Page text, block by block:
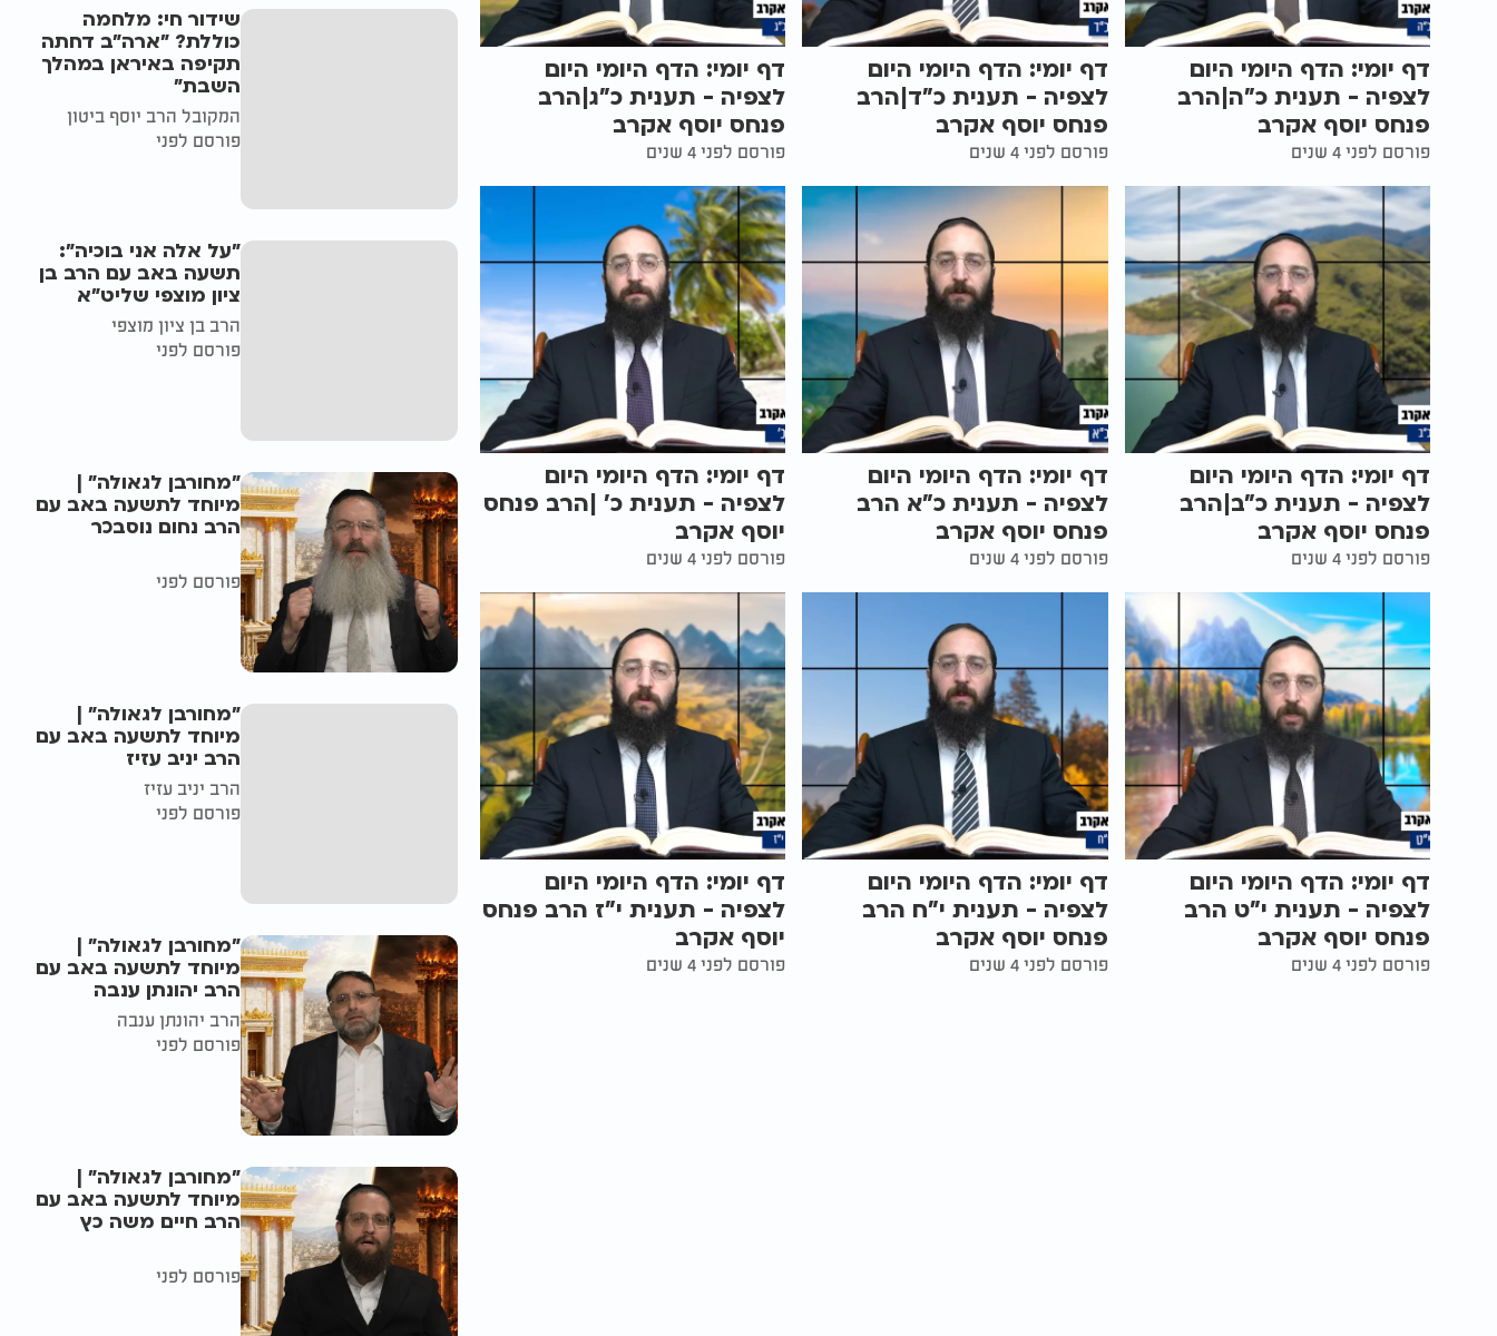
דף יומי: הדף היומי היום
לצפיה - תענית כ"ה|הרב
פנחס יוסף אקרב
פורסם לפני 4 שנים
דף יומי: הדף היומי היום
לצפיה - תענית כ"ד|הרב
פנחס יוסף אקרב
פורסם לפני 4 שנים
דף יומי: הדף היומי היום
לצפיה - תענית כ"ג|הרב
פנחס יוסף אקרב
פורסם לפני 4 שנים
דף יומי: הדף היומי היום
לצפיה - תענית כ"ב|הרב
פנחס יוסף אקרב
פורסם לפני 4 שנים
דף יומי: הדף היומי היום
לצפיה - תענית כ"א הרב
פנחס יוסף אקרב
פורסם לפני 4 שנים
דף יומי: הדף היומי היום
לצפיה - תענית כ' |הרב פנחס
יוסף אקרב
פורסם לפני 4 שנים
דף יומי: הדף היומי היום
לצפיה - תענית י"ט הרב
פנחס יוסף אקרב
פורסם לפני 4 שנים
דף יומי: הדף היומי היום
לצפיה - תענית י"ח הרב
פנחס יוסף אקרב
פורסם לפני 4 שנים
דף יומי: הדף היומי היום
לצפיה - תענית י"ז הרב פנחס
יוסף אקרב
פורסם לפני 4 שנים
שידור חי: מלחמה
כוללת? ״ארה"ב דחתה
תקיפה באיראן במהלך
השבת״
המקובל הרב יוסף ביטון
פורסם לפני
"על אלה אני בוכיה":
תשעה באב עם הרב בן
ציון מוצפי שליט"א
הרב בן ציון מוצפי
פורסם לפני
"מחורבן לגאולה" |
מיוחד לתשעה באב עם
הרב נחום נוסבכר
פורסם לפני
"מחורבן לגאולה" |
מיוחד לתשעה באב עם
הרב יניב עזיז
הרב יניב עזיז
פורסם לפני
"מחורבן לגאולה" |
מיוחד לתשעה באב עם
הרב יהונתן ענבה
הרב יהונתן ענבה
פורסם לפני
"מחורבן לגאולה" |
מיוחד לתשעה באב עם
הרב חיים משה כץ
פורסם לפני